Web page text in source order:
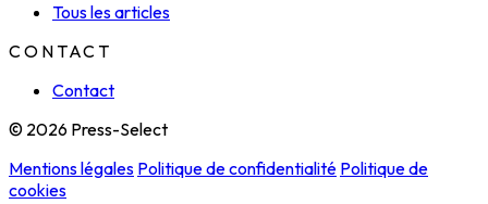
Tous les articles
CONTACT
Contact
© 2026 Press-Select
Mentions légales Politique de confidentialité Politique de
cookies